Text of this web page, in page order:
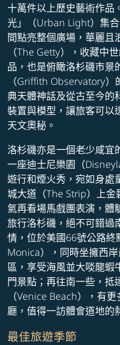
十萬件以上歷史藝術作品
光」（Urban Light）集
間點亮整個廣場，華麗且
（The Getty），收藏中
品，也是俯瞰洛杉磯市景
（Griffith Observatory
典天體神話及從古至今的
裝置與模型，讓旅客可以
天文奧秘。
洛杉磯亦是一個老少咸宜
一座迪士尼樂園（
遊行和煙火秀，宛如身處
城大道（The Strip）上
氣再看場馬戲團表演，體
旅行洛杉磯，絕不可錯過
情，位於美國66號公路
Monica），同時坐擁西
區，享受海風並大啖龍蝦
門景點；再往南一些，抵
（Venice Beach），有
廳，值得一訪體會道地的
最佳旅遊季節